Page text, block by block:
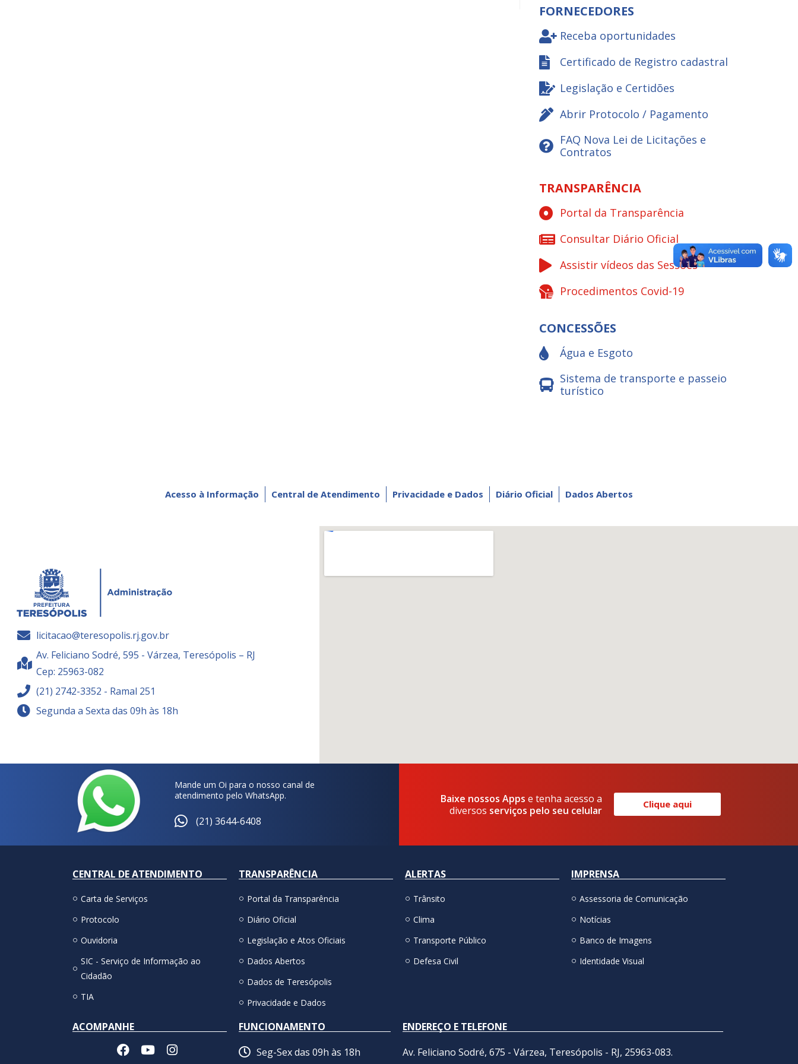
FORNECEDORES
Receba oportunidades
Certificado de Registro cadastral
Legislação e Certidões
Abrir Protocolo / Pagamento
FAQ Nova Lei de Licitações e
Contratos
TRANSPARÊNCIA
Portal da Transparência
Consultar Diário Oficial
Assistir vídeos das Sessões
Procedimentos Covid-19
CONCESSÕES
Água e Esgoto
Sistema de transporte e passeio
turístico
Acesso à Informação Central de Atendimento Privacidade e Dados Diário Oficial Dados Abertos
licitacao@teresopolis.rj.gov.br
Av. Feliciano Sodré, 595 - Várzea, Teresópolis – RJ
Cep: 25963-082
(21) 2742-3352 - Ramal 251
Segunda a Sexta das 09h às 18h
Mande um Oi para o nosso canal de
atendimento pelo WhatsApp.
(21) 3644-6408
Baixe nossos Appse tenha acesso a
diversos serviços pelo seu celular Clique aqui
CENTRAL DE ATENDIMENTO
Carta de Serviços
Protocolo
Ouvidoria
SIC - Serviço de Informação ao
Cidadão
TIA
TRANSPARÊNCIA
Portal da Transparência
Diário Oficial
Legislação e Atos Oficiais
Dados Abertos
Dados de Teresópolis
Privacidade e Dados
ALERTAS
Trânsito
Clima
Transporte Público
Defesa Civil
IMPRENSA
Assessoria de Comunicação
Notícias
Banco de Imagens
Identidade Visual
ACOMPANHE
FUNCIONAMENTO
Seg-Sex das 09h às 18h
ENDEREÇO E TELEFONE
Av. Feliciano Sodré, 675 - Várzea, Teresópolis - RJ, 25963-083.